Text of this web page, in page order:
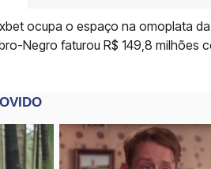
ocupa o espaço na omoplata
Negro faturou R$ 149,8 milhões